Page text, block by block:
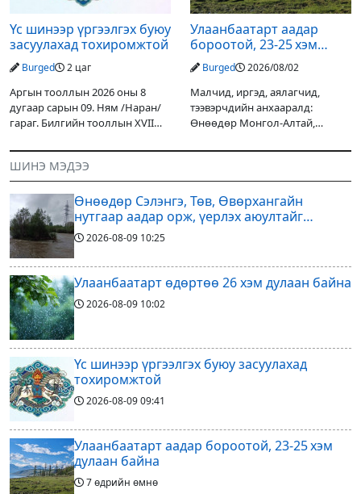
Үс шинээр үргээлгэх буюу
засуулахад тохиромжтой
Burged 2 цаг
Аргын тооллын 2026 оны 8
дугаар сарын 09. Ням /Наран/
гараг. Билгийн тооллын XVII
гал Морин жилийн Зуны адаг
хөхөгчин хонь сарын шинийн
19, Адъяа /Наран/
Улаанбаатарт аадар
бороотой, 23-25 хэм
дулаан байна
Burged 2026/08/02
Малчид, иргэд, аялагчид,
тээвэрчдийн анхааралд:
Өнөөдөр Монгол-Алтай,
уулархаг нутгаар бороо, дуу
орох тул голуудын усны
түвшин нэмэгдэх, нөөлөг
ШИНЭ МЭДЭЭ
Өнөөдөр Сэлэнгэ, Төв, Өвөрхангайн
нутгаар аадар орж, үерлэх аюултайг
анхааруулав
2026-08-09 10:25
Улаанбаатарт өдөртөө 26 хэм дулаан байна
2026-08-09 10:02
Үс шинээр үргээлгэх буюу засуулахад
тохиромжтой
2026-08-0909:41
Улаанбаатарт аадар бороотой, 23-25 хэм
дулаан байна
7 өдрийн өмнө